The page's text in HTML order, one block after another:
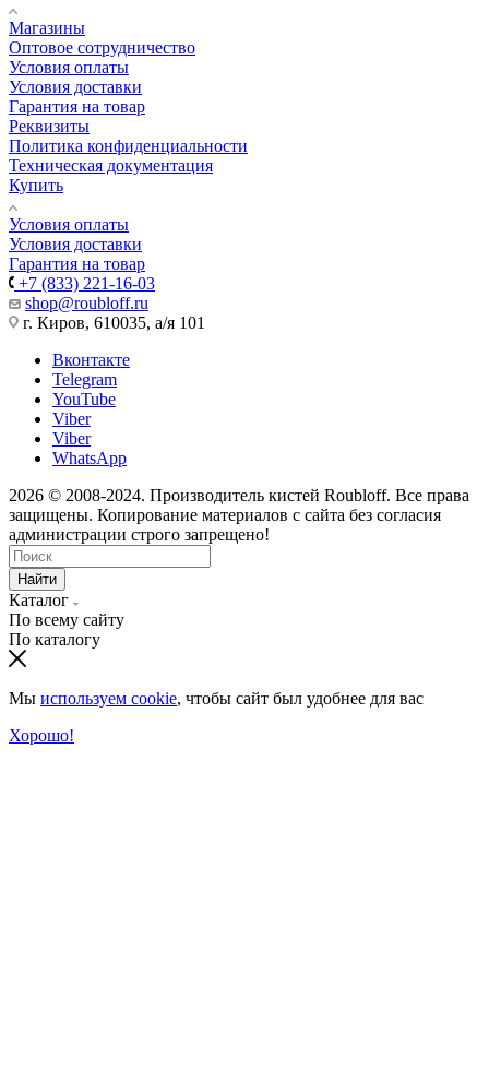
Магазины
Оптовое сотрудничество
Условия оплаты
Условия доставки
Гарантия на товар
Реквизиты
Политика конфиденциальности
Техническая документация
Купить
Условия оплаты
Условия доставки
Гарантия на товар
+7 (833) 221-16-03
shop@roubloff.ru
г. Киров, 610035, а/я 101
Вконтакте
Telegram
YouTube
Viber
Viber
WhatsApp
2026 © 2008-2024. Производитель кистей Roubloff. Все права
защищены. Копирование материалов с сайта без согласия
администрации строго запрещено!
Найти
Каталог
По всему сайту
По каталогу
Мы используем cookie, чтобы сайт был удобнее для вас
Хорошо!